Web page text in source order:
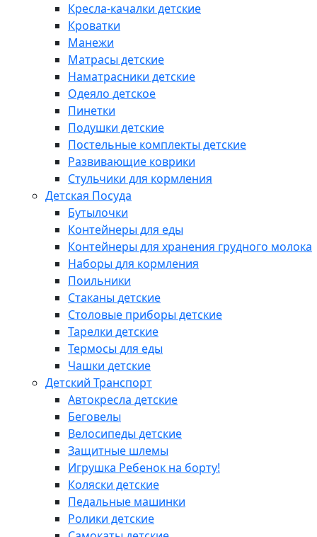
Кресла-качалки детские
Кроватки
Манежи
Матрасы детские
Наматрасники детские
Одеяло детское
Пинетки
Подушки детские
Постельные комплекты детские
Развивающие коврики
Стульчики для кормления
Детская Посуда
Бутылочки
Контейнеры для еды
Контейнеры для хранения грудного молока
Наборы для кормления
Поильники
Стаканы детские
Столовые приборы детские
Тарелки детские
Термосы для еды
Чашки детские
Детский Транспорт
Автокресла детские
Беговелы
Велосипеды детские
Защитные шлемы
Игрушка Ребенок на борту!
Коляски детские
Педальные машинки
Ролики детские